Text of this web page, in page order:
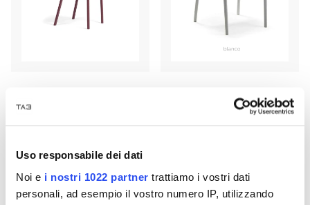
Uso responsabile dei dati
Noi e i nostri 1022 partner trattiamo i vostri dati
personali, ad esempio il vostro numero IP, utilizzando